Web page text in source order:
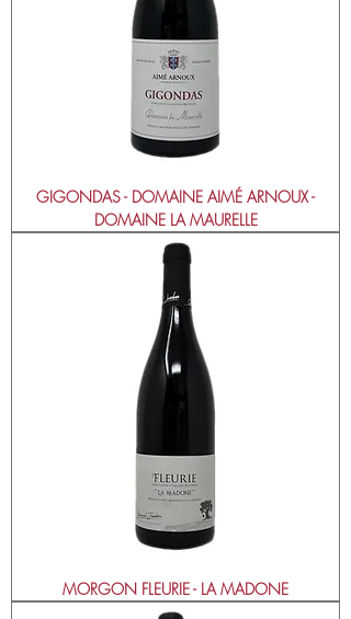
GIGONDAS - DOMAINE AIMÉ ARNOUX -
DOMAINE LA MAURELLE
MORGON FLEURIE - LA MADONE